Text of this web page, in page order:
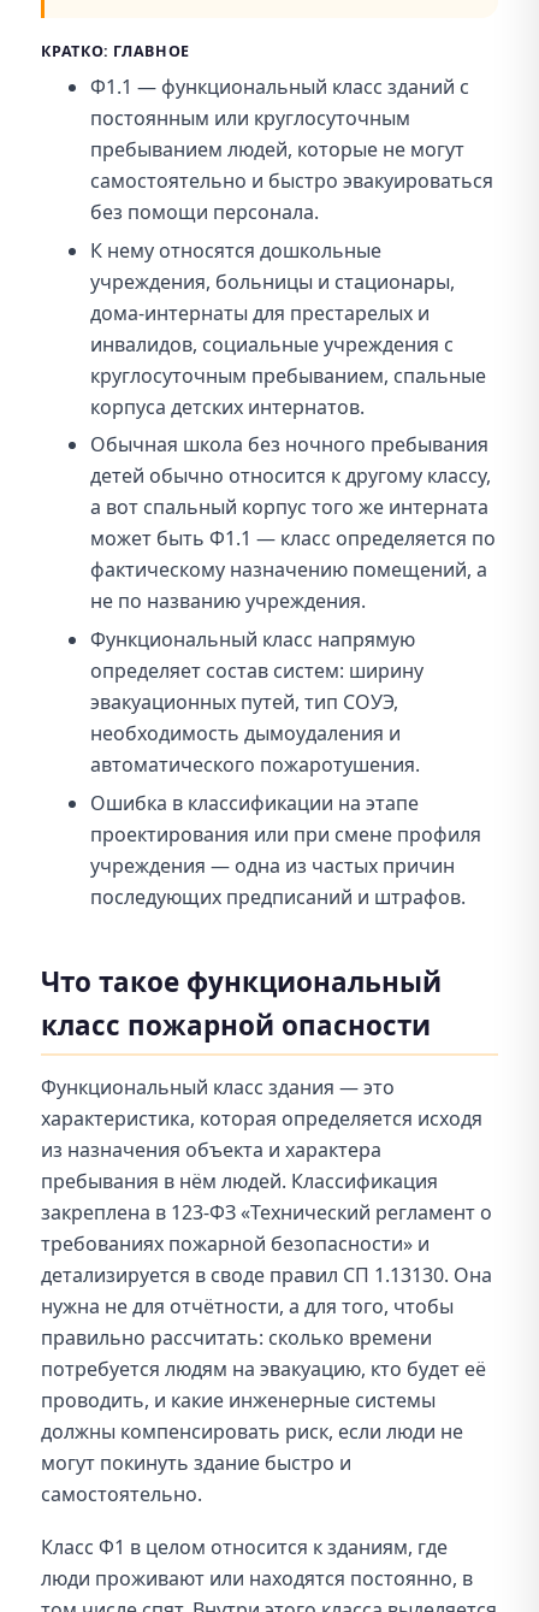
КРАТКО: ГЛАВНОЕ
Ф1.1 — функциональный класс зданий с
постоянным или круглосуточным
пребыванием людей, которые не могут
самостоятельно и быстро эвакуироваться
без помощи персонала.
К нему относятся дошкольные
учреждения, больницы и стационары,
дома-интернаты для престарелых и
инвалидов, социальные учреждения с
круглосуточным пребыванием, спальные
корпуса детских интернатов.
Обычная школа без ночного пребывания
детей обычно относится к другому классу,
а вот спальный корпус того же интерната
может быть Ф1.1 — класс определяется по
фактическому назначению помещений, а
не по названию учреждения.
Функциональный класс напрямую
определяет состав систем: ширину
эвакуационных путей, тип СОУЭ,
необходимость дымоудаления и
автоматического пожаротушения.
Ошибка в классификации на этапе
проектирования или при смене профиля
учреждения — одна из частых причин
последующих предписаний и штрафов.
Что такое функциональный
класс пожарной опасности
Функциональный класс здания — это
характеристика, которая определяется исходя
из назначения объекта и характера
пребывания в нём людей. Классификация
закреплена в 123-ФЗ «Технический регламент о
требованиях пожарной безопасности» и
детализируется в своде правил СП 1.13130. Она
нужна не для отчётности, а для того, чтобы
правильно рассчитать: сколько времени
потребуется людям на эвакуацию, кто будет её
проводить, и какие инженерные системы
должны компенсировать риск, если люди не
могут покинуть здание быстро и
самостоятельно.
Класс Ф1 в целом относится к зданиям, где
люди проживают или находятся постоянно, в